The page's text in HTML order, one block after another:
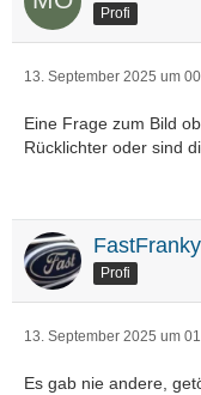
Profi
13. September 2025 um
Eine Frage zum Bild
Rücklichter oder sind
FastFranky
Profi
13. September 2025 um
Es gab nie andere,